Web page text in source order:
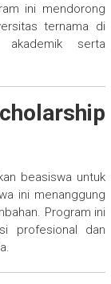
ini mendorong
ternama di
akademik serta
beasiswa untuk
ini menanggung
Program ini
profesional dan